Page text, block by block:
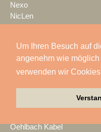
Um Ihren Besuch auf
angenehm wie möglich
verwenden wir Cookies
Nexo
NicLen
NIEMEIER Event Tools
nobeo
Nocturne Drones GmbH
NPB Veranstaltungstechnik
Oehlbach Kabel